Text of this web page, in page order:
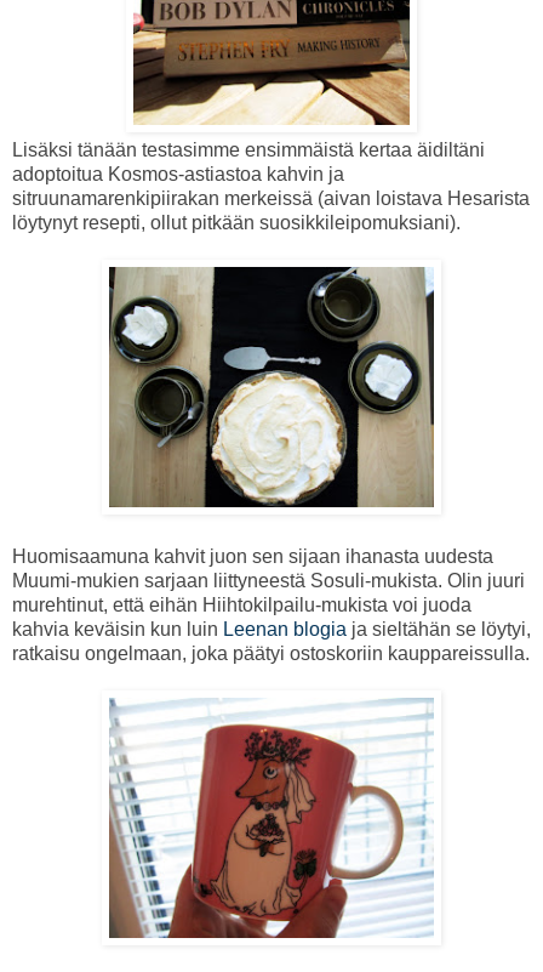
Lisäksi tänään testasimme ensimmäistä kertaa äidiltäni
adoptoitua Kosmos-astiastoa kahvin ja
sitruunamarenkipiirakan merkeissä (aivan loistava Hesarista
löytynyt resepti, ollut pitkään suosikkileipomuksiani).
Huomisaamuna kahvit juon sen sijaan ihanasta uudesta
Muumi-mukien sarjaan liittyneestä Sosuli-mukista. Olin juuri
murehtinut, että eihän Hiihtokilpailu-mukista voi juoda
kahvia keväisin kun luin Leenan blogia ja sieltähän se löytyi,
ratkaisu ongelmaan, joka päätyi ostoskoriin kauppareissulla.